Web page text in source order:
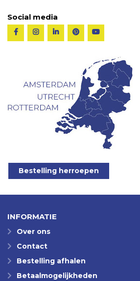
Social media
Bestelling herroepen
INFORMATIE
Over ons
Contact
Bestelling afhalen
Betaalmogelijkheden